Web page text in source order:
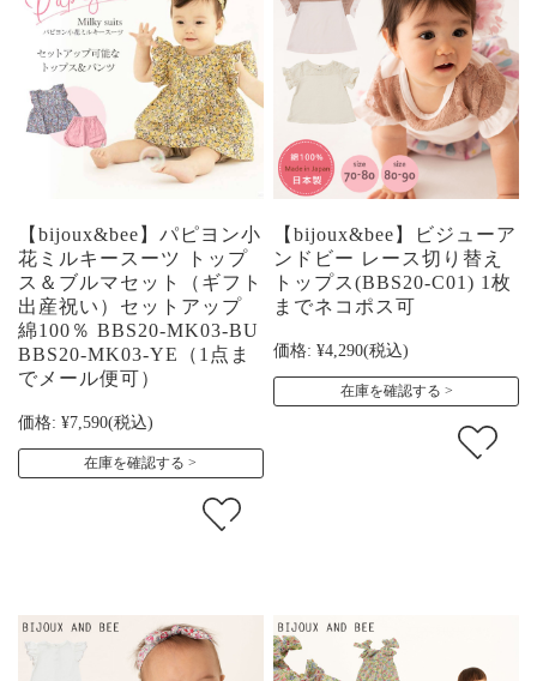
【bijoux&bee】パピヨン小
花ミルキースーツ トップ
ス＆ブルマセット（ギフト
出産祝い）セットアップ
綿100％ BBS20-MK03-BU
BBS20-MK03-YE（1点ま
でメール便可）
価格: ¥7,590(税込)
在庫を確認する
【bijoux&bee】ビジューア
ンドビー レース切り替え
トップス(BBS20-C01) 1枚
までネコポス可
価格: ¥4,290(税込)
在庫を確認する